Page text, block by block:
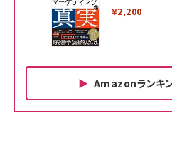
￥2,200
Amazonランキ